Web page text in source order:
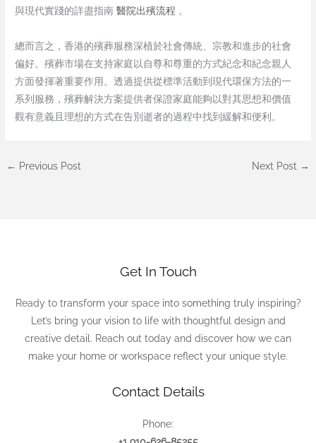
與現代實踐的詳盡指南醫院出殯流程 。
總而言之，香港的殯葬服務深植於社會傳統、宗教和進步的社會
偏好。殯葬市場在支持家庭以自尊和尊重的方式紀念和紀念親人
方面發揮著重要作用。透過提供從標準活動到現代環保方法的一
系列服務，殯葬解決方案提供者保證家庭能夠以對其思想和價值
觀有意義且理想的方式在告別逝者的過程中找到緩解和便利。
← Previous Post Next Post →
Get In Touch
Ready to transform your space into something truly inspiring?
Let’s bring your vision to life with thoughtful design and
creative detail. Reach out today and discover how we can
make your home or workspace reflect your unique style.
Contact Details
Phone: